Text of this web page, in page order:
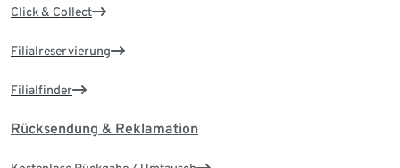
Click & Collect
Filialreservierung
Filialfinder
Rücksendung & Reklamation